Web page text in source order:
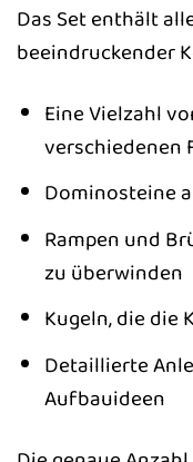
Das Set enthält
beeindruckender
Eine Vielzahl
verschiedenen
Dominosteine
Rampen und
zu überwinden
Kugeln, die die
Detaillierte
Aufbauideen